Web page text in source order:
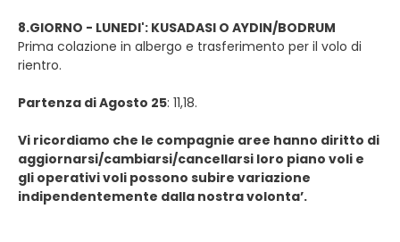
8.GIORNO - LUNEDI': KUSADASI O AYDIN/BODRUM
Prima colazione in albergo e trasferimento per il volo di
rientro.
Partenza di Agosto 25: 11,18.
Vi ricordiamo che le compagnie aree hanno diritto di
aggiornarsi/cambiarsi/cancellarsi loro piano voli e
gli operativi voli possono subire variazione
indipendentemente dalla nostra volonta’.